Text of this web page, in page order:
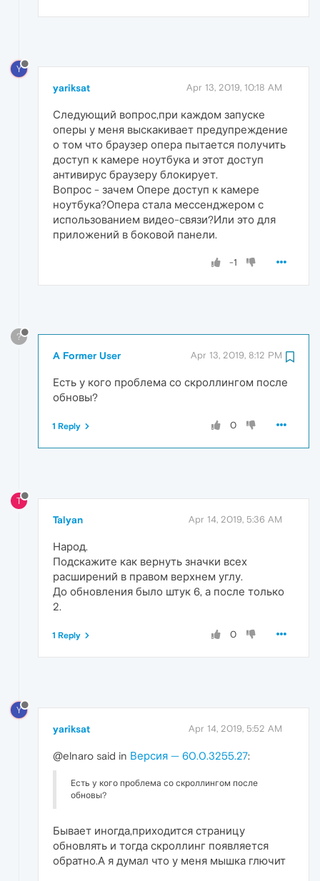
Y
yariksat Apr 13, 2019, 10:18 AM
Следующий вопрос,при каждом запуске
оперы у меня выскакивает предупреждение
о том что браузер опера пытается получить
доступ к камере ноутбука и этот доступ
антивирус браузеру блокирует.
Вопрос - зачем Опере доступ к камере
ноутбука?Опера стала мессенджером с
использованием видео-связи?Или это для
приложений в боковой панели.
-1
?
A Former User Apr 13, 2019, 8:12 PM
Есть у кого проблема со скроллингом после
обновы?
0
1 Reply
T
Talyan Apr 14, 2019, 5:36 AM
Народ.
Подскажите как вернуть значки всех
расширений в правом верхнем углу.
До обновления было штук 6, а после только
2.
0
1 Reply
Y
yariksat Apr 14, 2019, 5:52 AM
@elnaro said in Версия — 60.0.3255.27:
Есть у кого проблема со скроллингом после
обновы?
Бывает иногда,приходится страницу
обновлять и тогда скроллинг появляется
обратно.А я думал что у меня мышка глючит